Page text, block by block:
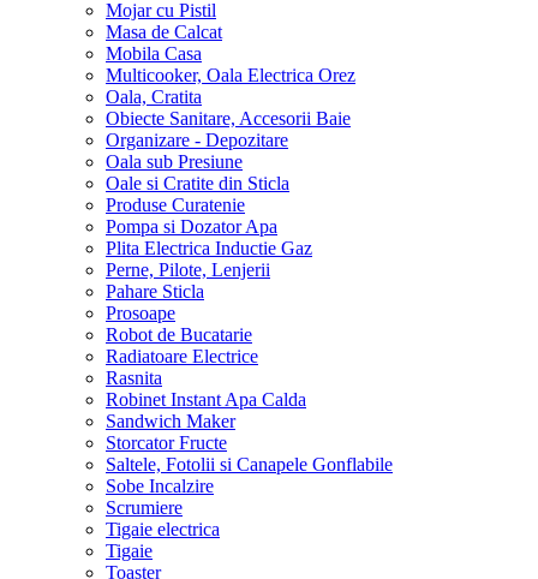
Mojar cu Pistil
Masa de Calcat
Mobila Casa
Multicooker, Oala Electrica Orez
Oala, Cratita
Obiecte Sanitare, Accesorii Baie
Organizare - Depozitare
Oala sub Presiune
Oale si Cratite din Sticla
Produse Curatenie
Pompa si Dozator Apa
Plita Electrica Inductie Gaz
Perne, Pilote, Lenjerii
Pahare Sticla
Prosoape
Robot de Bucatarie
Radiatoare Electrice
Rasnita
Robinet Instant Apa Calda
Sandwich Maker
Storcator Fructe
Saltele, Fotolii si Canapele Gonflabile
Sobe Incalzire
Scrumiere
Tigaie electrica
Tigaie
Toaster